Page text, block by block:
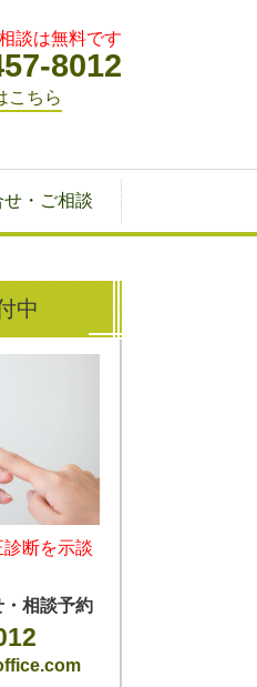
談は無料です
8012
こちら
せ・ご相談
中
断を示談
相談予約